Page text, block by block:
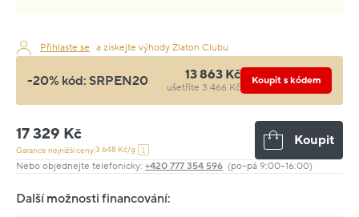
Přihlaste se a získejte výhody Zlaton Clubu
-20% kód: SRPEN20 13 863 Kč
ušetříte 3 466 Kč
Koupit s kódem
17 329 Kč
Garance nejnižší ceny:3 648 Kč/g
Koupit
Nebo objednejte telefonicky: +420 777 354 596 (po–pá 9:00–16:00)
Další možnosti financování: